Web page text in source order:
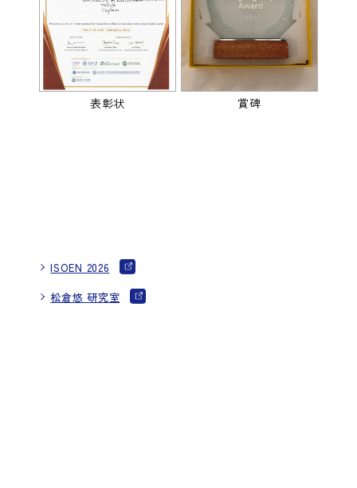
表彰状 賞碑
ISOEN 2026
松倉悠 研究室